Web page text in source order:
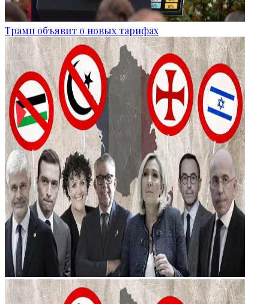
Трамп объявит о новых тарифах